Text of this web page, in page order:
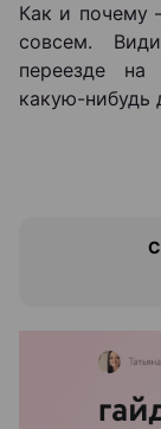
Как и почему
совсем.
переезде на
какую-нибудь